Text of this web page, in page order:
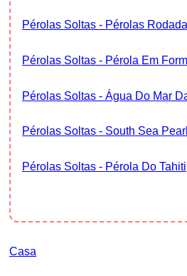
Pérolas Soltas - Pérolas Rodada
Pérolas Soltas - Pérola Em
Pérolas Soltas - Água Do Mar
Pérolas Soltas - South Sea Pearl
Pérolas Soltas - Pérola Do Tahiti
Casa